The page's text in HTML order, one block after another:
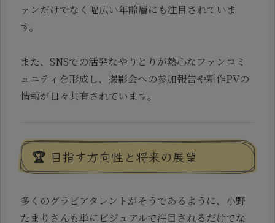
ァンだけでなく幅広い年齢層にも注目されていま
す。
また、SNSでの活発なやりとりが熱心なファンコミ
ュニティを形成し、撮影会への参加報告や新作PVの
情報が日々共有されています。
🏆 目指す方向性と将来の展望
多くのグラビアタレントがそうであるように、小野
たまりさんも単にビジュアルで注目されるだけでな